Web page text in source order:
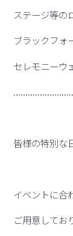
ステージ等の
ブラックフォ
セレモニーウ
皆様の特別な
イベントに合
ご用意してお